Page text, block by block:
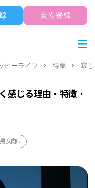
女性登録
ピーライフ 特集 寂
感じる理由・特徴・
男女向け